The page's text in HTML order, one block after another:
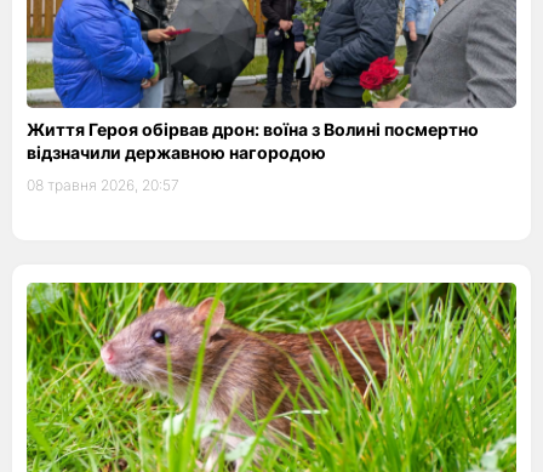
Життя Героя обірвав дрон: воїна з Волині посмертно
відзначили державною нагородою
08 травня 2026, 20:57